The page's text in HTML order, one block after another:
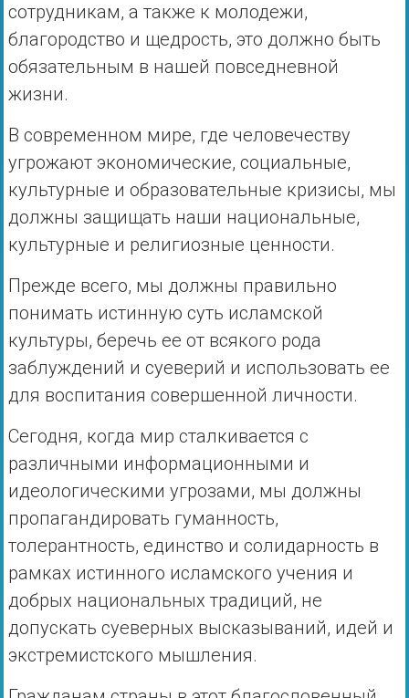
сотрудникам, а также к молодежи,
благородство и щедрость, это должно быть
обязательным в нашей повседневной
жизни.
В современном мире, где человечеству
угрожают экономические, социальные,
культурные и образовательные кризисы, мы
должны защищать наши национальные,
культурные и религиозные ценности.
Прежде всего, мы должны правильно
понимать истинную суть исламской
культуры, беречь ее от всякого рода
заблуждений и суеверий и использовать ее
для воспитания совершенной личности.
Сегодня, когда мир сталкивается с
различными информационными и
идеологическими угрозами, мы должны
пропагандировать гуманность,
толерантность, единство и солидарность в
рамках истинного исламского учения и
добрых национальных традиций, не
допускать суеверных высказываний, идей и
экстремистского мышления.